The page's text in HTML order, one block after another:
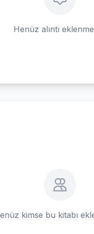
Henüz alıntı
kimse bu kitabı